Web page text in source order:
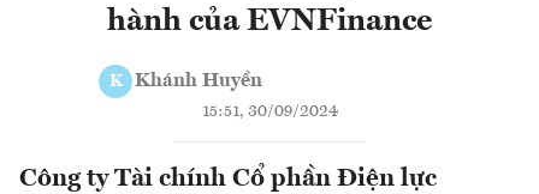
hành của EVNFinance
K Khánh Huyền
15:51, 30/09/2024
Công ty Tài chính Cổ phần Điện lực